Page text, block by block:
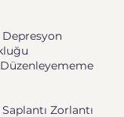
Düzenleyememe
Zorlantı